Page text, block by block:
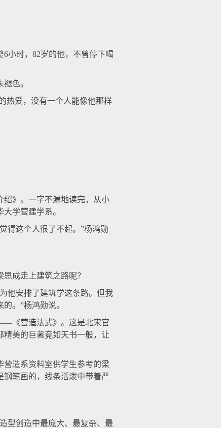
小时，82岁的他，不曾停下喝
色。
热爱，没有一个人能像他那样
》。一字不漏地读完，从小
学营建学系。
这个人很了不起。”杨鸿勋
成走上建筑之路呢？
他安排了建筑学这条路。但我
。”杨鸿勋说。
《营造法式》。这是北宋官
美的巨著竟如天书一般，让
造系资料室供学生参考的梁
笔画的，线条活泼中带着严
型创造中最庞大、最复杂、最